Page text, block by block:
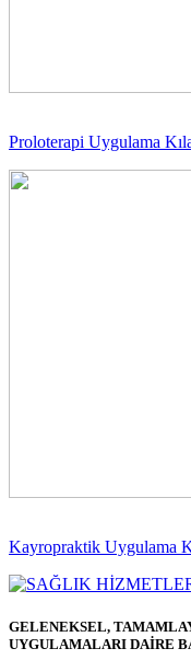
Proloterapi Uygulama
Kayropraktik Uygulama
GELENEKSEL,
UYGULAMALARI DAİRE